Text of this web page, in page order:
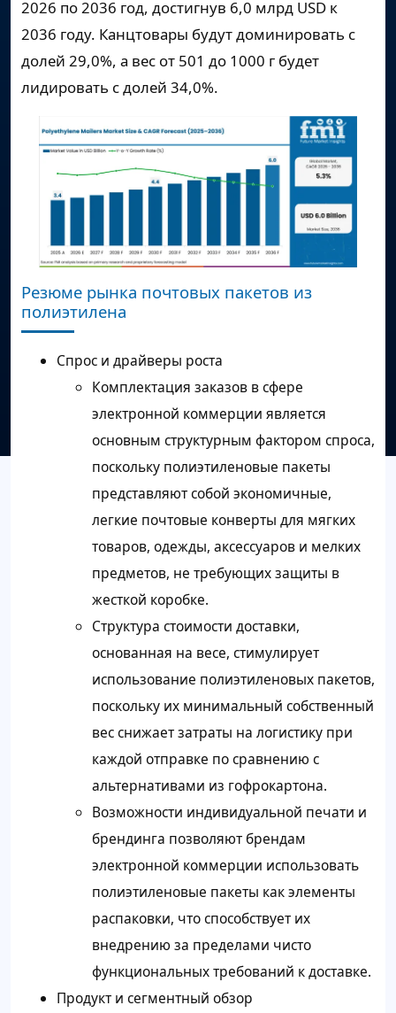
2026 по 2036 год, достигнув 6,0 млрд USD к
2036 году. Канцтовары будут доминировать с
долей 29,0%, а вес от 501 до 1000 г будет
лидировать с долей 34,0%.
Резюме рынка почтовых пакетов из
полиэтилена
Спрос и драйверы роста
Комплектация заказов в сфере
электронной коммерции является
основным структурным фактором спроса,
поскольку полиэтиленовые пакеты
представляют собой экономичные,
легкие почтовые конверты для мягких
товаров, одежды, аксессуаров и мелких
предметов, не требующих защиты в
жесткой коробке.
Структура стоимости доставки,
основанная на весе, стимулирует
использование полиэтиленовых пакетов,
поскольку их минимальный собственный
вес снижает затраты на логистику при
каждой отправке по сравнению с
альтернативами из гофрокартона.
Возможности индивидуальной печати и
брендинга позволяют брендам
электронной коммерции использовать
полиэтиленовые пакеты как элементы
распаковки, что способствует их
внедрению за пределами чисто
функциональных требований к доставке.
Продукт и сегментный обзор